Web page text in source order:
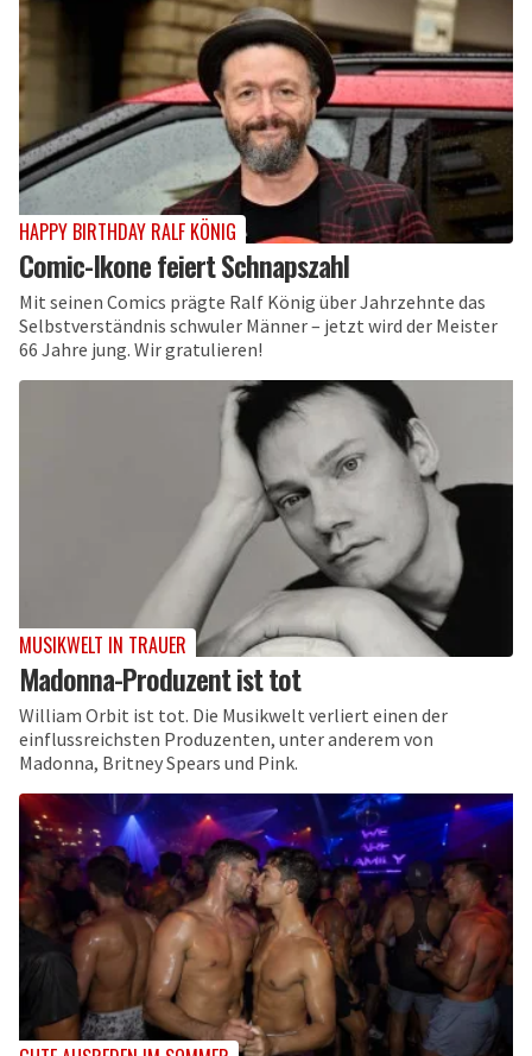
HAPPY BIRTHDAY RALF KÖNIG
Comic-Ikone feiert Schnapszahl
Mit seinen Comics prägte Ralf König über Jahrzehnte das
Selbstverständnis schwuler Männer – jetzt wird der Meister
66 Jahre jung. Wir gratulieren!
MUSIKWELT IN TRAUER
Madonna-Produzent ist tot
William Orbit ist tot. Die Musikwelt verliert einen der
einflussreichsten Produzenten, unter anderem von
Madonna, Britney Spears und Pink.